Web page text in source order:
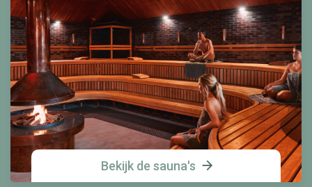
Bekijk de sauna's